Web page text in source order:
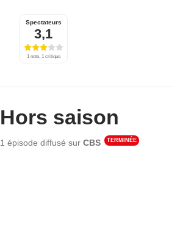
Spectateurs
3,1
1 note, 1 critique
Hors saison
1 épisode diffusé surCBS TERMINÉE